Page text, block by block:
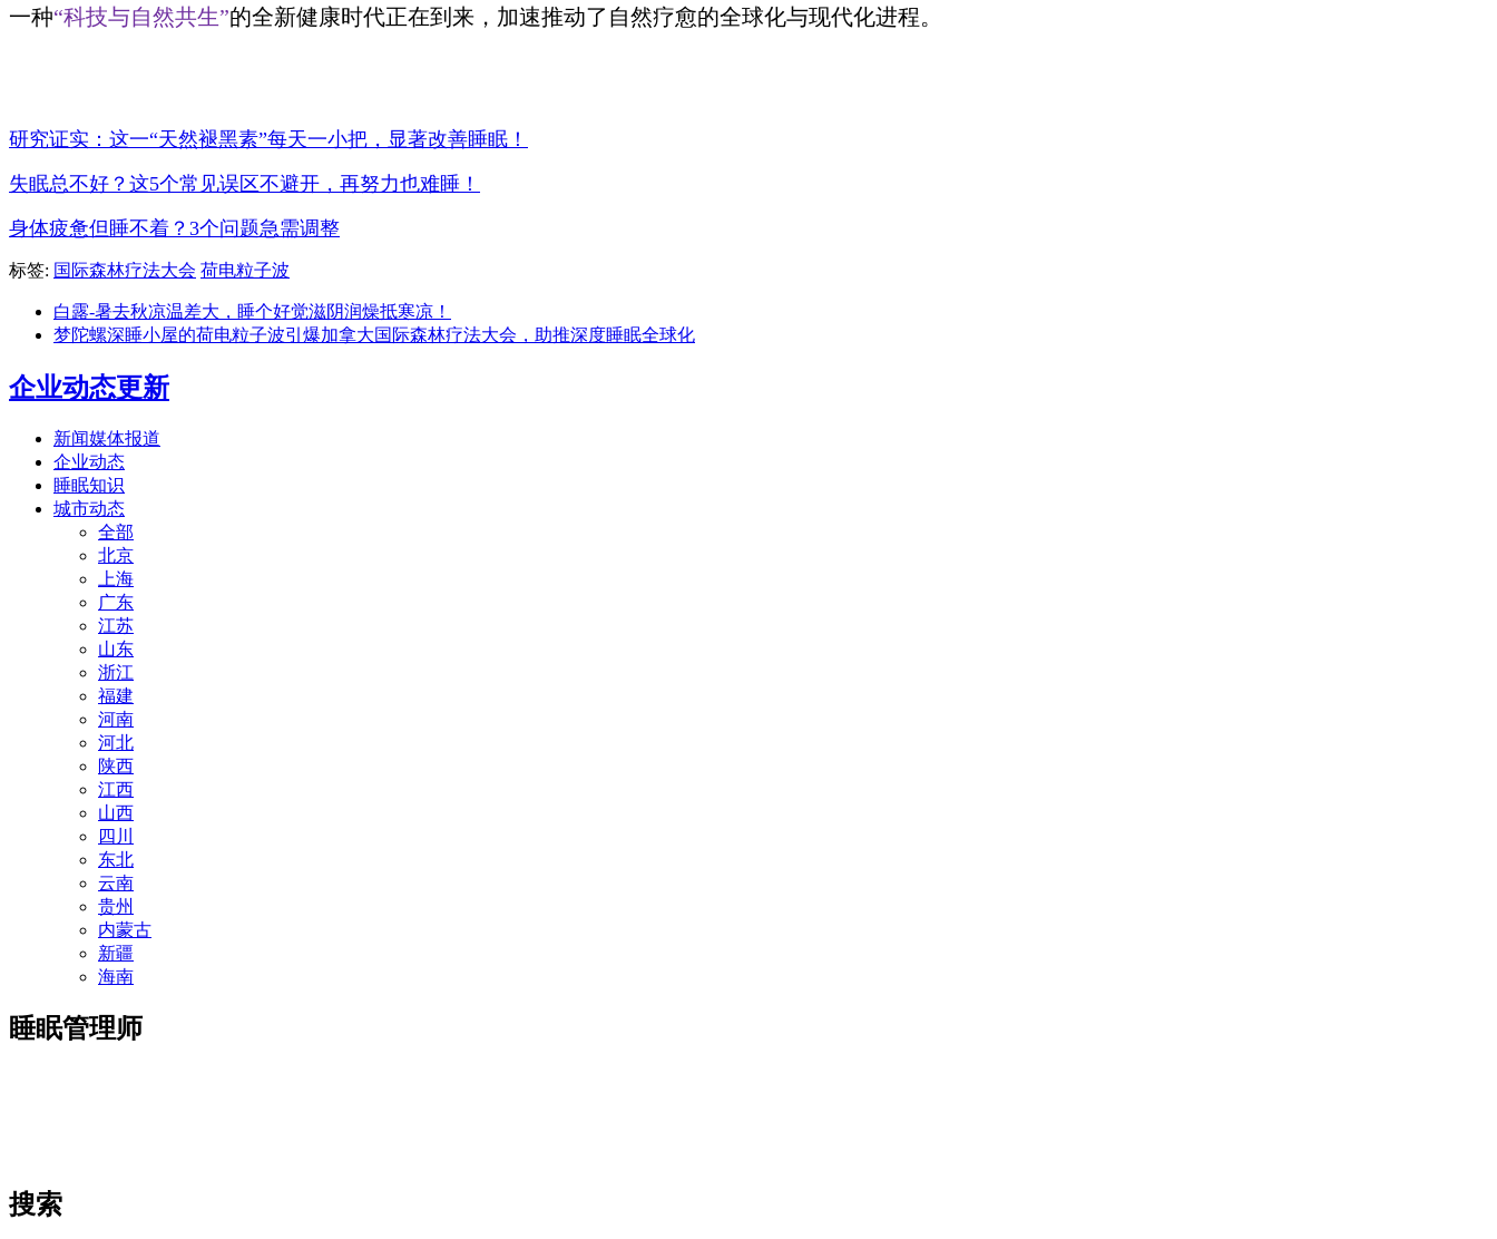
一种“科技与自然共生”的全新健康时代正在到来，加速推动了自然疗愈的全球化与现代化进程。
研究证实：这一“天然褪黑素”每天一小把，显著改善睡眠！
失眠总不好？这5个常见误区不避开，再努力也难睡！
身体疲惫但睡不着？3个问题急需调整
标签: 国际森林疗法大会 荷电粒子波
白露-暑去秋凉温差大，睡个好觉滋阴润燥抵寒凉！
梦陀螺深睡小屋的荷电粒子波引爆加拿大国际森林疗法大会，助推深度睡眠全球化
企业动态更新
新闻媒体报道
企业动态
睡眠知识
城市动态
全部
北京
上海
广东
江苏
山东
浙江
福建
河南
河北
陕西
江西
山西
四川
东北
云南
贵州
内蒙古
新疆
海南
睡眠管理师
搜索